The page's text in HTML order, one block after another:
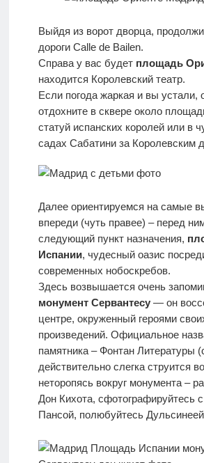
Выйдя из ворот дворца,
дороги Calle de Bailen.
Справа у вас будет площадь
находится Королевский театр.
Если погода жаркая и вы устали,
отдохните в сквере около
статуй испанских королей или в
садах Сабатини за Королевским
Далее ориентируемся на самые
впереди (чуть правее) – перед
следующий пункт назначения,
Испании, чудесный оазис
современных нобоскребов.
Здесь возвышается очень
монумент Сервантесу— он
центре, окруженный героями
произведений. Официальное
памятника – Фонтан Литературы
действительно слегка струится
неторопясь вокруг монумента –
Дон Кихота, сфотографируйтесь
Пансой, полюбуйтесь